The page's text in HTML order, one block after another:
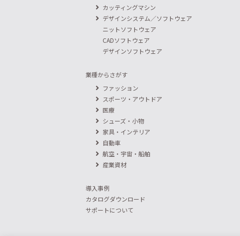
カッティングマシン
デザインシステム／ソフトウェア
ニットソフトウェア
CADソフトウェア
デザインソフトウェア
業種からさがす
ファッション
スポーツ・アウトドア
医療
シューズ・小物
家具・インテリア
自動車
航空・宇宙・船舶
産業資材
導入事例
カタログダウンロード
サポートについて